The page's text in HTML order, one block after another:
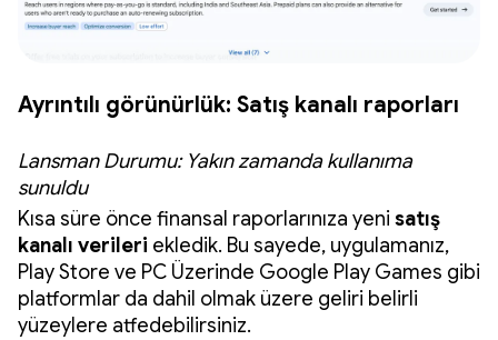
Ayrıntılı görünürlük: Satış kanalı raporları
Lansman Durumu: Yakın zamanda kullanıma
sunuldu
Kısa süre önce finansal raporlarınıza yeni satış
kanalı verileri ekledik. Bu sayede, uygulamanız,
Play Store ve PC Üzerinde Google Play Games gibi
platformlar da dahil olmak üzere geliri belirli
yüzeylere atfedebilirsiniz.